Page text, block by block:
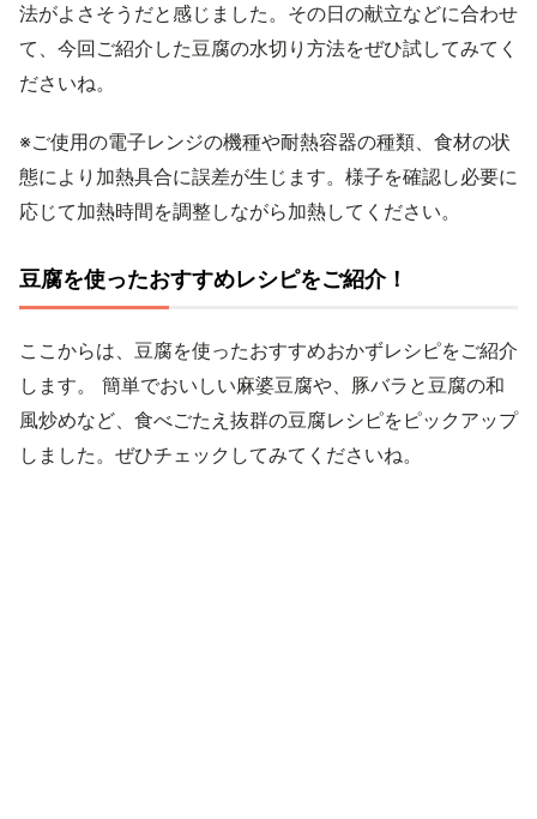
法がよさそうだと感じました。その日の献立などに合わせ
て、今回ご紹介した豆腐の水切り方法をぜひ試してみてく
ださいね。
※ご使用の電子レンジの機種や耐熱容器の種類、食材の状
態により加熱具合に誤差が生じます。様子を確認し必要に
応じて加熱時間を調整しながら加熱してください。
豆腐を使ったおすすめレシピをご紹介！
ここからは、豆腐を使ったおすすめおかずレシピをご紹介
します。 簡単でおいしい麻婆豆腐や、豚バラと豆腐の和
風炒めなど、食べごたえ抜群の豆腐レシピをピックアップ
しました。ぜひチェックしてみてくださいね。